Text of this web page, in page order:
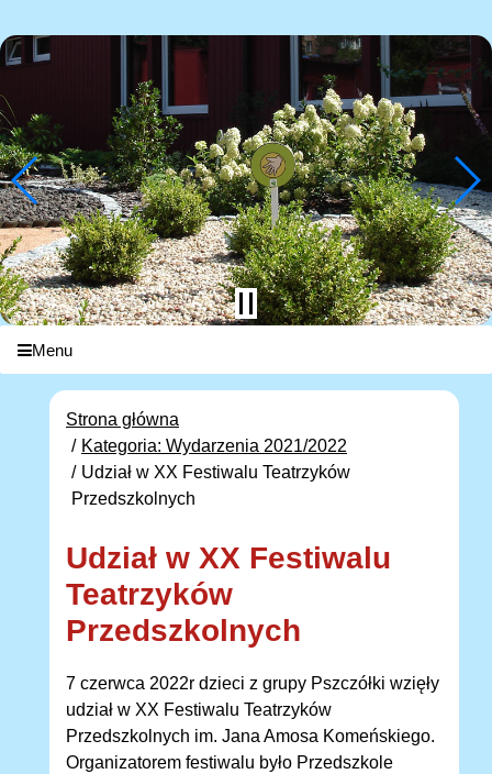
Menu
Strona główna
Kategoria: Wydarzenia 2021/2022
Udział w XX Festiwalu Teatrzyków
Przedszkolnych
Udział w XX Festiwalu
Teatrzyków
Przedszkolnych
7 czerwca 2022r dzieci z grupy Pszczółki wzięły
udział w XX Festiwalu Teatrzyków
Przedszkolnych im. Jana Amosa Komeńskiego.
Organizatorem festiwalu było Przedszkole